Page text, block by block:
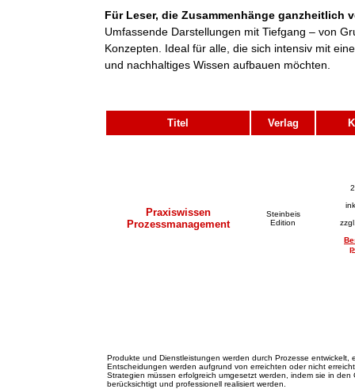
Für Leser, die Zusammenhänge ganzheitlich
Umfassende Darstellungen mit Tiefgang – von
Konzepten. Ideal für alle, die sich intensiv mit
und nachhaltiges Wissen aufbauen möchten.
Titel Verlag
Praxiswissen
Prozessmanagement
Steinbeis
Edition
Produkte und Dienstleistungen werden durch Prozesse entwickelt,
Entscheidungen werden aufgrund von erreichten oder nicht
Strategien müssen erfolgreich umgesetzt werden, indem sie in
berücksichtigt und professionell realisiert werden.